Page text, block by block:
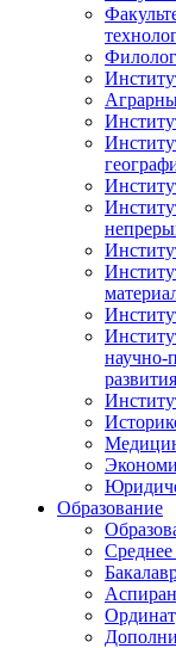
научно-
Образование
Среднее